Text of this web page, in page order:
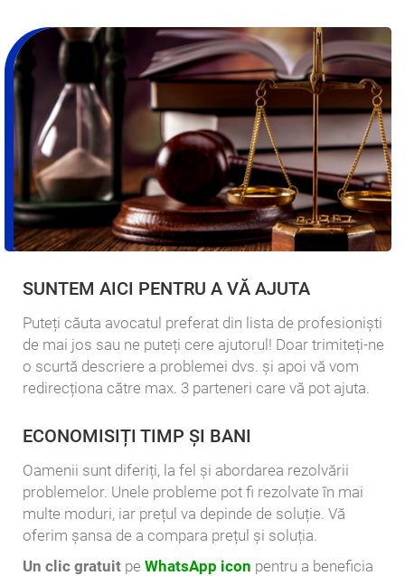
SUNTEM AICI PENTRU A VĂ AJUTA
Puteți căuta avocatul preferat din lista de profesioniști
de mai jos sau ne puteți cere ajutorul! Doar trimiteți-ne
o scurtă descriere a problemei dvs. și apoi vă vom
redirecționa către max. 3 parteneri care vă pot ajuta.
ECONOMISIȚI TIMP ȘI BANI
Oamenii sunt diferiți, la fel și abordarea rezolvării
problemelor. Unele probleme pot fi rezolvate în mai
multe moduri, iar prețul va depinde de soluție. Vă
oferim șansa de a compara prețul și soluția.
Un clic gratuit pe WhatsApp icon pentru a beneficia